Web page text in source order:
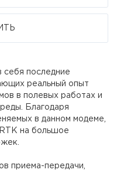
себя последние
реальный опыт
в полевых работах и
Благодаря
в данном модеме,
на большое
приема-передачи,